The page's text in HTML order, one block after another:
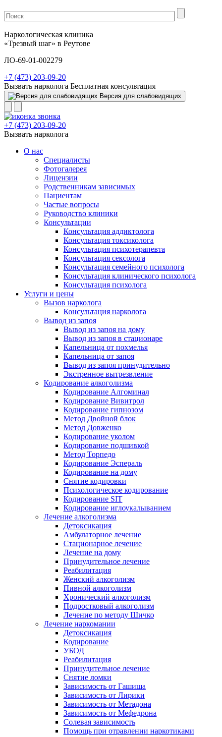
Наркологическая клиника
«Трезвый шаг» в Реутове
ЛО-69-01-002279
+7 (473) 203-09-20
Вызвать нарколога Бесплатная консультация
Версия для слабовидящих
+7 (473) 203-09-20
Вызвать нарколога
О нас
Специалисты
Фотогалерея
Лицензии
Родственникам зависимых
Пациентам
Частые вопросы
Руководство клиники
Консультации
Консультация аддиктолога
Консультация токсиколога
Консультация психотерапевта
Консультация сексолога
Консультация семейного психолога
Консультация клинического психолога
Консультация психолога
Услуги и цены
Вызов нарколога
Консультация нарколога
Вывод из запоя
Вывод из запоя на дому
Вывод из запоя в стационаре
Капельница от похмелья
Капельница от запоя
Вывод из запоя принудительно
Экстренное вытрезвление
Кодирование алкоголизма
Кодирование Алгоминал
Кодирование Вивитрол
Кодирование гипнозом
Метод Двойной блок
Метод Довженко
Кодирование уколом
Кодирование подшивкой
Метод Торпедо
Кодирование Эспераль
Кодирование на дому
Снятие кодировки
Психологическое кодирование
Кодирование SIT
Кодирование иглоукалыванием
Лечение алкоголизма
Детоксикация
Амбулаторное лечение
Стационарное лечение
Лечение на дому
Принудительное лечение
Реабилитация
Женский алкоголизм
Пивной алкоголизм
Хронический алкоголизм
Подростковый алкоголизм
Лечение по методу Шичко
Лечение наркомании
Детоксикация
Кодирование
УБОД
Реабилитация
Принудительное лечение
Снятие ломки
Зависимость от Гашиша
Зависимость от Лирики
Зависимость от Метадона
Зависимость от Мефедрона
Солевая зависимость
Помощь при отравлении наркотиками